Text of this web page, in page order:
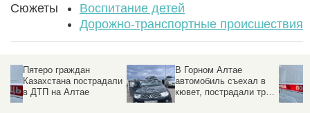
Сюжеты
Воспитание детей
Дорожно-транспортные происшествия
В Горном Алтае
автомобиль съехал в
кювет, пострадали три
жителя Барнаула
В массовое ДТП попал
замгубернатора
российского региона